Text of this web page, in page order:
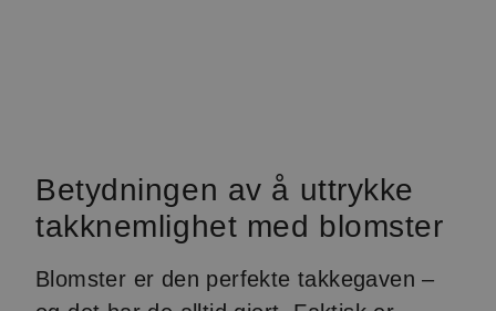
Betydningen av å uttrykke
takknemlighet med blomster
Blomster er den perfekte takkegaven –